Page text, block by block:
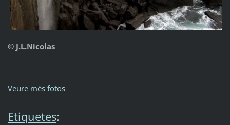
© J.L.Nicolas
Veure més fotos
Etiquetes: